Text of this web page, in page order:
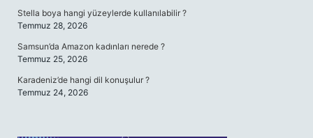
Stella boya hangi yüzeylerde kullanılabilir ?
Temmuz 28, 2026
Samsun’da Amazon kadınları nerede ?
Temmuz 25, 2026
Karadeniz’de hangi dil konuşulur ?
Temmuz 24, 2026